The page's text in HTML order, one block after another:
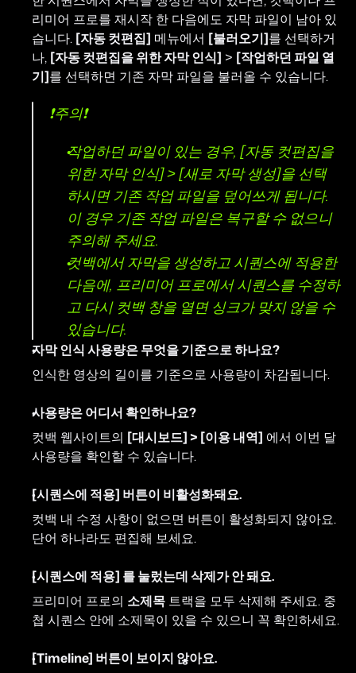
리미어 프로를 재시작 한 다음에도 자막 파일이 남아 있
습니다. [자동 컷편집] 메뉴에서 [불러오기]를 선택하거
나, [자동 컷편집을 위한 자막 인식] > [작업하던 파일 열
기]를 선택하면 기존 자막 파일을 불러올 수 있습니다.
❗주의❗
작업하던 파일이 있는 경우, [자동 컷편집을
위한 자막 인식] > [새로 자막 생성]을 선택
하시면 기존 작업 파일을 덮어쓰게 됩니다.
이 경우 기존 작업 파일은 복구할 수 없으니
주의해 주세요.
컷백에서 자막을 생성하고 시퀀스에 적용한
다음에, 프리미어 프로에서 시퀀스를 수정하
고 다시 컷백 창을 열면 싱크가 맞지 않을 수
있습니다.
자막 인식 사용량은 무엇을 기준으로 하나요?
인식한 영상의 길이를 기준으로 사용량이 차감됩니다.
사용량은 어디서 확인하나요?
컷백 웹사이트의 [대시보드] > [이용 내역] 에서 이번 달
사용량을 확인할 수 있습니다.
[시퀀스에 적용] 버튼이 비활성화돼요.
컷백 내 수정 사항이 없으면 버튼이 활성화되지 않아요.
단어 하나라도 편집해 보세요.
[시퀀스에 적용] 를 눌렀는데 삭제가 안 돼요.
프리미어 프로의 소제목 트랙을 모두 삭제해 주세요. 중
첩 시퀀스 안에 소제목이 있을 수 있으니 꼭 확인하세요.
[Timeline] 버튼이 보이지 않아요.